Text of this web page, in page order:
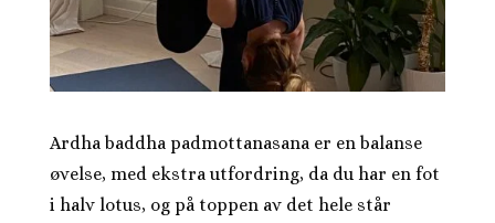
Ardha baddha padmottanasana er en balanse
øvelse, med ekstra utfordring, da du har en fot
i halv lotus, og på toppen av det hele står